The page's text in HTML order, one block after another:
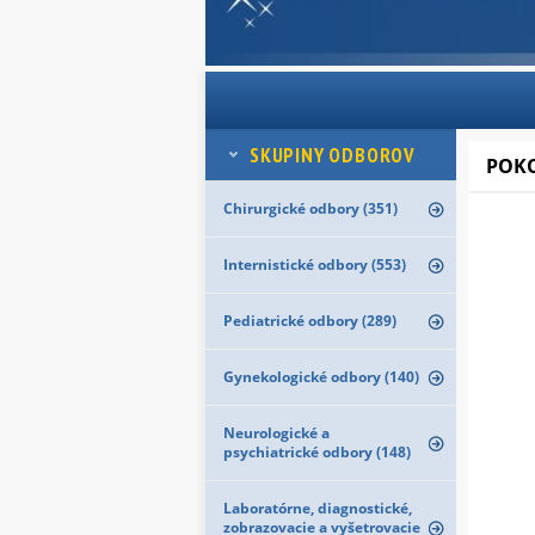
SKUPINY ODBOROV
Chirurgické odbory (351)
Internistické odbory (553)
Pediatrické odbory (289)
Gynekologické odbory (140)
Neurologické a
psychiatrické odbory (148)
Laboratórne, diagnostické,
zobrazovacie a vyšetrovacie